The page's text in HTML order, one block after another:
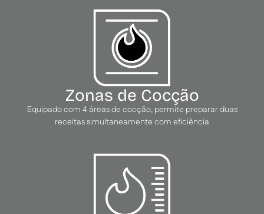
Zonas de Cocção
Equipado com 4 áreas de cocção, permite preparar duas
receitas simultaneamente com eficiência